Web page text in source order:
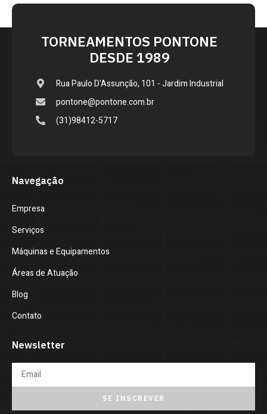
TORNEAMENTOS PONTONE
DESDE 1989
Rua Paulo D'Assunção, 101 - Jardim Industrial
pontone@pontone.com.br
(31)98412-5717
Navegação
Empresa
Serviços
Máquinas e Equipamentos
Áreas de Atuação
Blog
Contato
Newsletter
SE INSCREVER